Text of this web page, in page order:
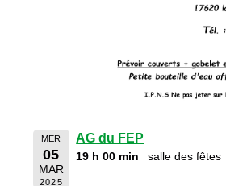
MER
05
MAR
2025
AG du FEP
19 h 00 min salle des fêtes